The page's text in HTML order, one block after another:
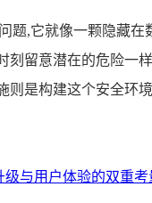
题,它就像一颗隐藏
刻留意潜在的危险一
是构建这个安全环
与用户体验的双重考